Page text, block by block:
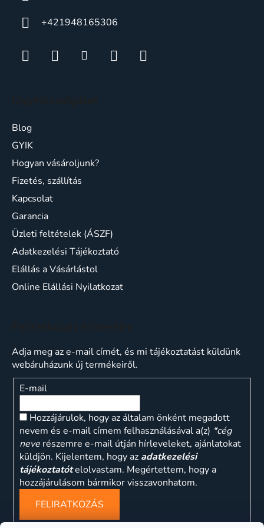
+421948165306
Blog
GYIK
Hogyan vásároljunk?
Fizetés, szállítás
Kapcsolat
Garancia
Üzleti feltételek (ÁSZF)
Adatkezelési Tájékoztató
Elállás a Vásárlástol
Online Elállási Nyilatkozat
Adja meg az e-mail címét, és mi tájékoztatást küldünk
webáruházunk új termékeiről.
E-mail
Hozzájárulok, hogy az általam önként megadott
nevem és e-mail címem felhasználásával a(z) *cég
neve részemre e-mail útján hírleveleket, ajánlatokat
küldjön. Kijelentem, hogy az adatkezelési
tájékoztatótelolvastam. Megértettem, hogy a
hozzájárulásom bármikor visszavonhatom.
FELIRATKOZÁS